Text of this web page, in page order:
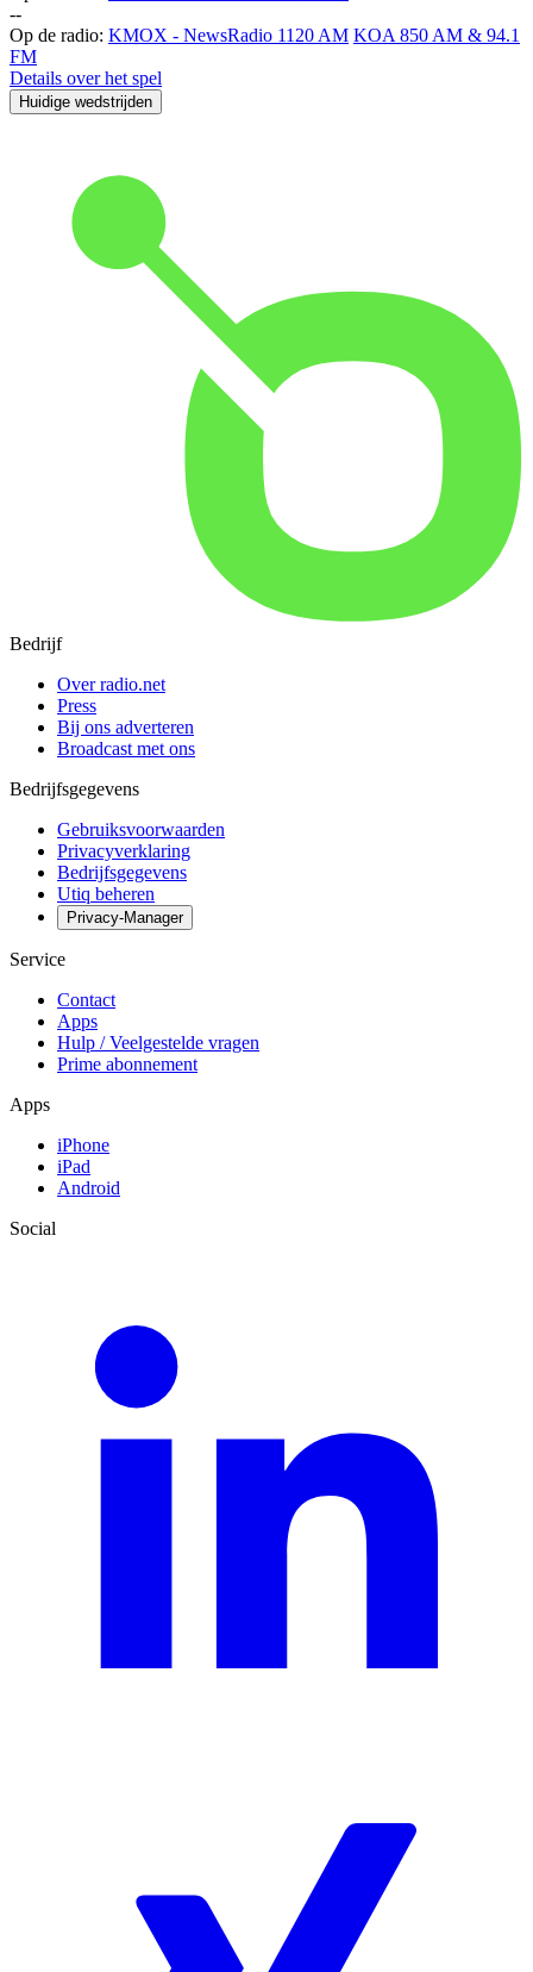
--
Op de radio: KMOX - NewsRadio 1120 AM KOA 850 AM & 94.1
FM
Details over het spel
Huidige wedstrijden
Bedrijf
Over radio.net
Press
Bij ons adverteren
Broadcast met ons
Bedrijfsgegevens
Gebruiksvoorwaarden
Privacyverklaring
Bedrijfsgegevens
Utiq beheren
Privacy-Manager
Service
Contact
Apps
Hulp / Veelgestelde vragen
Prime abonnement
Apps
iPhone
iPad
Android
Social